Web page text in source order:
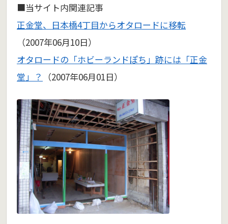
■当サイト内関連記事
正金堂、日本橋4丁目からオタロードに移転
（2007年06月10日）
オタロードの「ホビーランドぽち」跡には「正金
堂」？ （2007年06月01日）